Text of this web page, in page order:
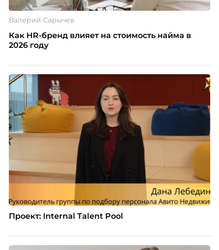
Валерий Сарычев
Как HR-бренд влияет на стоимость найма в
2026 году
Проект: Internal Talent Pool